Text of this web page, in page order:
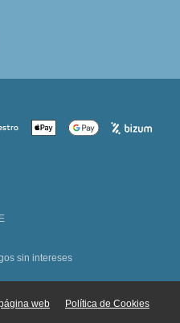
sin intereses
web Política de Cookies